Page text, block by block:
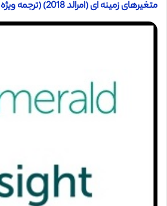
متغیرهای زمینه ای (امرالد 2018) (ترجمه ویژه – طلایی